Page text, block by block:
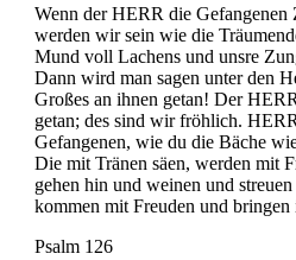
Wenn der HERR die Gefangenen
werden wir sein wie die
Mund voll Lachens und unsre
Dann wird man sagen unter den
Großes an ihnen getan! Der
getan; des sind wir fröhlich.
Gefangenen, wie du die Bäche
Die mit Tränen säen, werden mit
gehen hin und weinen und
kommen mit Freuden und bringen
Psalm 126